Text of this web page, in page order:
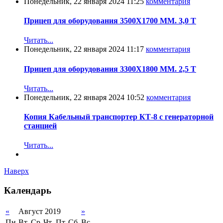
Прицеп для оборудования 3500Х1700 ММ. 3,0 Т
Читать...
Понедельник, 22 января 2024 11:17 комментария
Прицеп для оборудования 3300Х1800 ММ. 2,5 Т
Читать...
Понедельник, 22 января 2024 10:52 комментария
Копия Кабельный транспортер КТ-8 с генераторной
станцией
Читать...
Наверх
Календарь
« Август 2019
»